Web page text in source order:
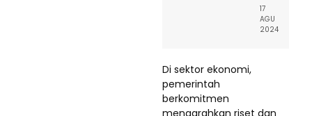
17
AGU
2024
Di sektor ekonomi,
pemerintah
berkomitmen